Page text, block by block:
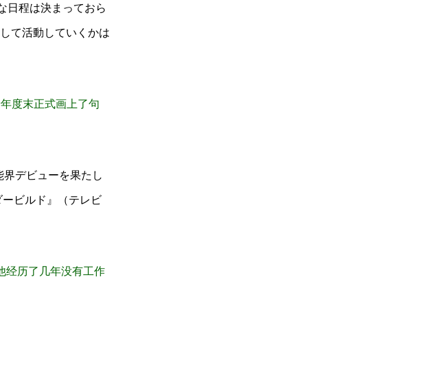
日程は決まっておら
て活動していくかは
度末正式画上了句
デビューを果たし
ビルド』（テレビ
经历了几年没有工作